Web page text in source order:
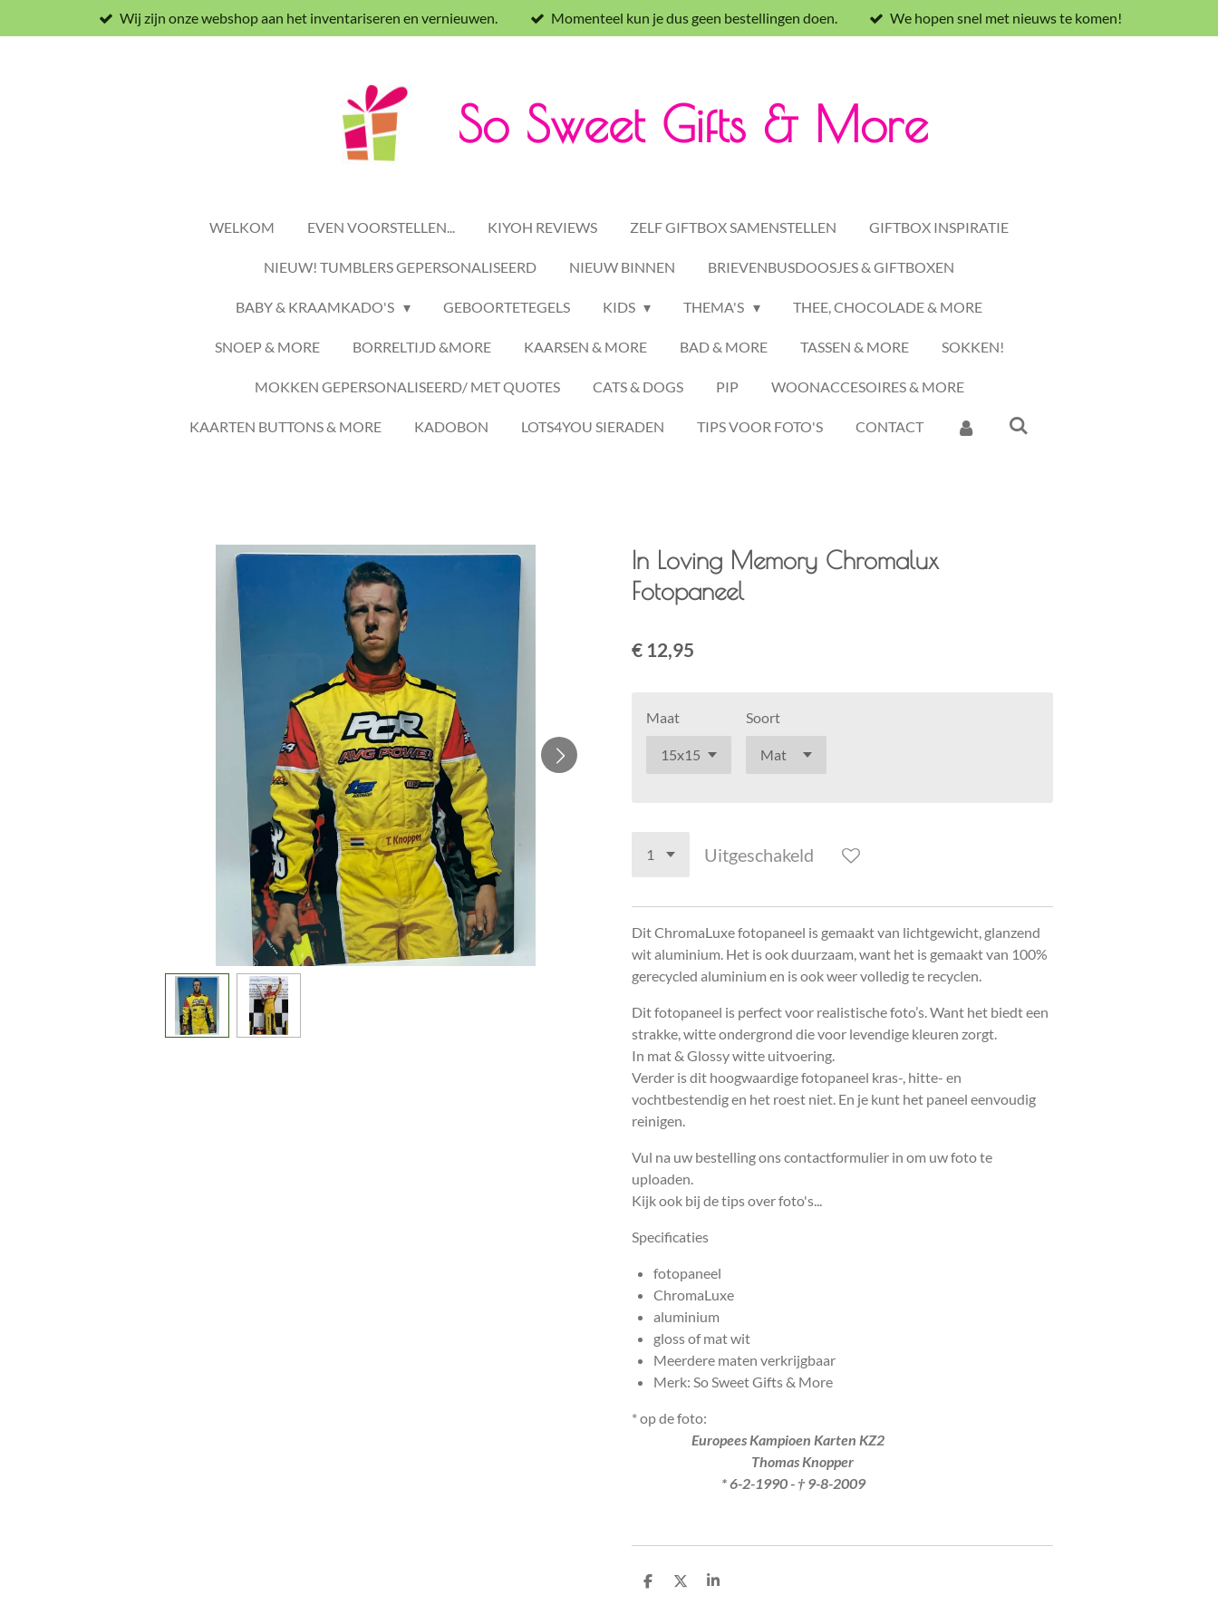
direct
Wij zijn onze webshop aan het inventariseren en vernieuwen. Momenteel kun je dus geen bestellingen doen. We hopen snel met nieuws te komen!
So Sweet Gifts & More
WELKOM EVEN VOORSTELLEN... KIYOH REVIEWS ZELF GIFTBOX SAMENSTELLEN GIFTBOX INSPIRATIE
NIEUW! TUMBLERS GEPERSONALISEERD NIEUW BINNEN BRIEVENBUSDOOSJES & GIFTBOXEN
BABY & KRAAMKADO'S GEBOORTETEGELS KIDS THEMA'S THEE, CHOCOLADE & MORE
SNOEP & MORE BORRELTIJD &MORE KAARSEN & MORE BAD & MORE TASSEN & MORE SOKKEN!
MOKKEN GEPERSONALISEERD/ MET QUOTES CATS & DOGS PIP WOONACCESOIRES & MORE
KAARTEN BUTTONS & MORE KADOBON LOTS4YOU SIERADEN TIPS VOOR FOTO'S CONTACT
In Loving Memory Chromalux
Fotopaneel
€ 12,95
Maat Soort
Uitgeschakeld
Dit ChromaLuxe fotopaneel is gemaakt van lichtgewicht, glanzend
wit aluminium. Het is ook duurzaam, want het is gemaakt van 100%
gerecycled aluminium en is ook weer volledig te recyclen.
Dit fotopaneel is perfect voor realistische foto’s. Want het biedt een
strakke, witte ondergrond die voor levendige kleuren zorgt.
In mat & Glossy witte uitvoering.
Verder is dit hoogwaardige fotopaneel kras-, hitte- en
vochtbestendig en het roest niet. En je kunt het paneel eenvoudig
reinigen.
Vul na uw bestelling ons contactformulier in om uw foto te
uploaden.
Kijk ook bij de tips over foto's...
Specificaties
fotopaneel
ChromaLuxe
aluminium
gloss of mat wit
Meerdere maten verkrijgbaar
Merk: So Sweet Gifts & More
* op de foto:
Europees Kampioen Karten KZ2
Thomas Knopper
* 6-2-1990 - † 9-8-2009
D
D
S